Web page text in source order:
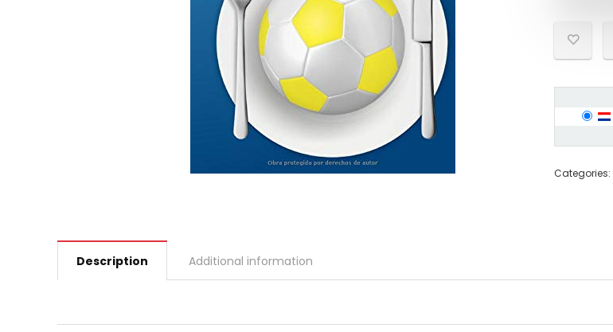
Categories:
Description Additional information